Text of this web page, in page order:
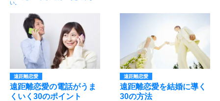
い。
遠距離恋愛
遠距離恋愛の電話がうま
くいく30のポイント
遠距離恋愛
遠距離恋愛を結婚に導く
30の方法